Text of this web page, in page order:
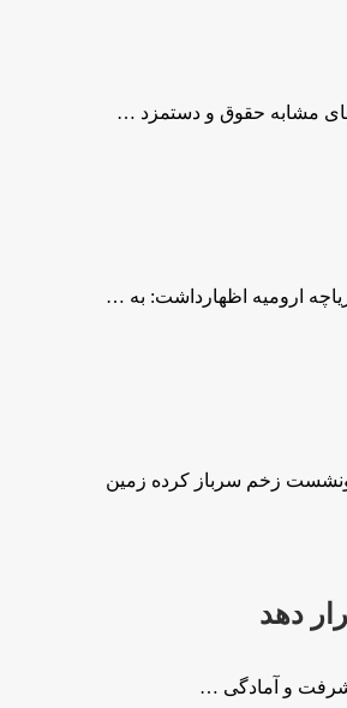
مشابه حقوق و دستمزد …
ارومیه اظهارداشت: به …
زخم سرباز کرده زمین
و آمادگی …